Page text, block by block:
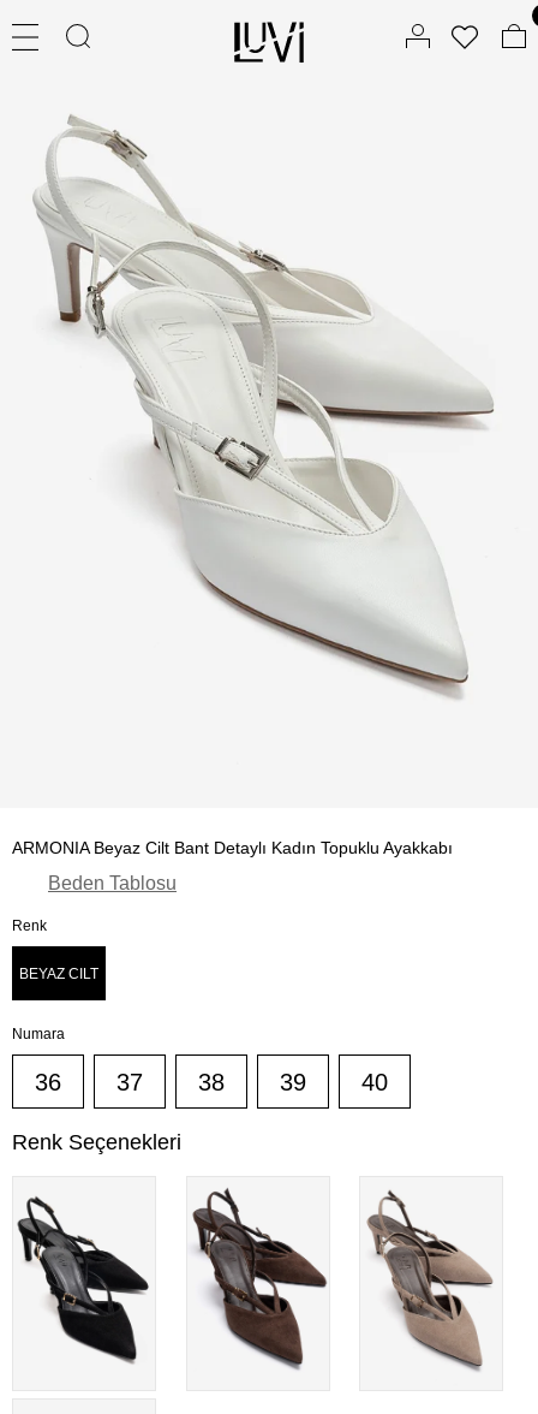
ARMONIA Beyaz Cilt Bant Detaylı Kadın Topuklu Ayakkabı
Beden Tablosu
Renk
BEYAZ CILT
Numara
36 37 38 39 40
Renk Seçenekleri